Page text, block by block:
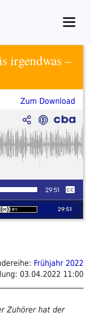
irgendwas –
Zum Download
Frühjahr 2022
03.04.2022 11:00
Zuhörer hat der